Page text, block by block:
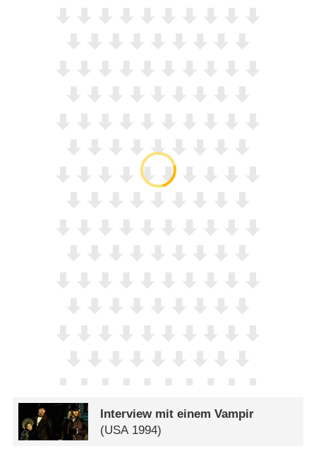
Interview mit einem Vampir
(USA 1994)